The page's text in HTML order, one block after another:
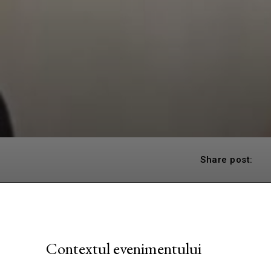
Share post:
Contextul evenimentului